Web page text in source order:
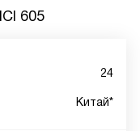
605
24
Китай*